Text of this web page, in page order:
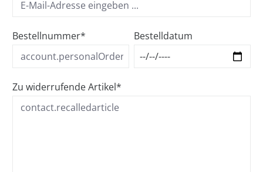
Bestellnummer* Bestelldatum
Zu widerrufende Artikel*